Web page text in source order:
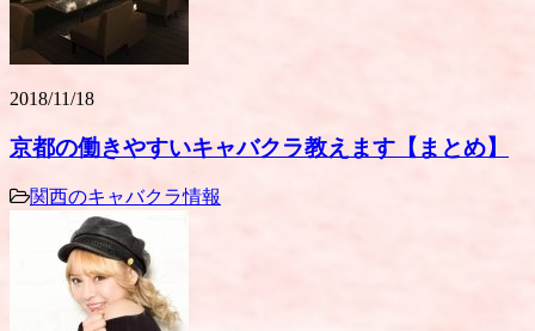
2018/11/18
京都の働きやすいキャバクラ教えます【まとめ】
関西のキャバクラ情報